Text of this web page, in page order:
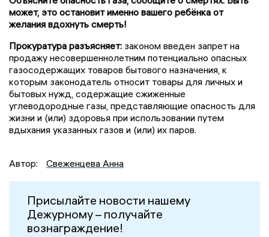
может, это остановит именно вашего ребёнка от
желания вдохнуть смерть!
Прокуратура разъясняет: законом введен запрет на
продажу несовершеннолетним потенциально опасных
газосодержащих товаров бытового назначения, к
которым законодатель относит товары для личных и
бытовых нужд, содержащие сжиженные
углеводородные газы, представляющие опасность для
жизни и (или) здоровья при использовании путем
вдыхания указанных газов и (или) их паров.
Автор: Свеженцева Анна
Присылайте новости нашему
Дежурному – получайте
вознаграждение!